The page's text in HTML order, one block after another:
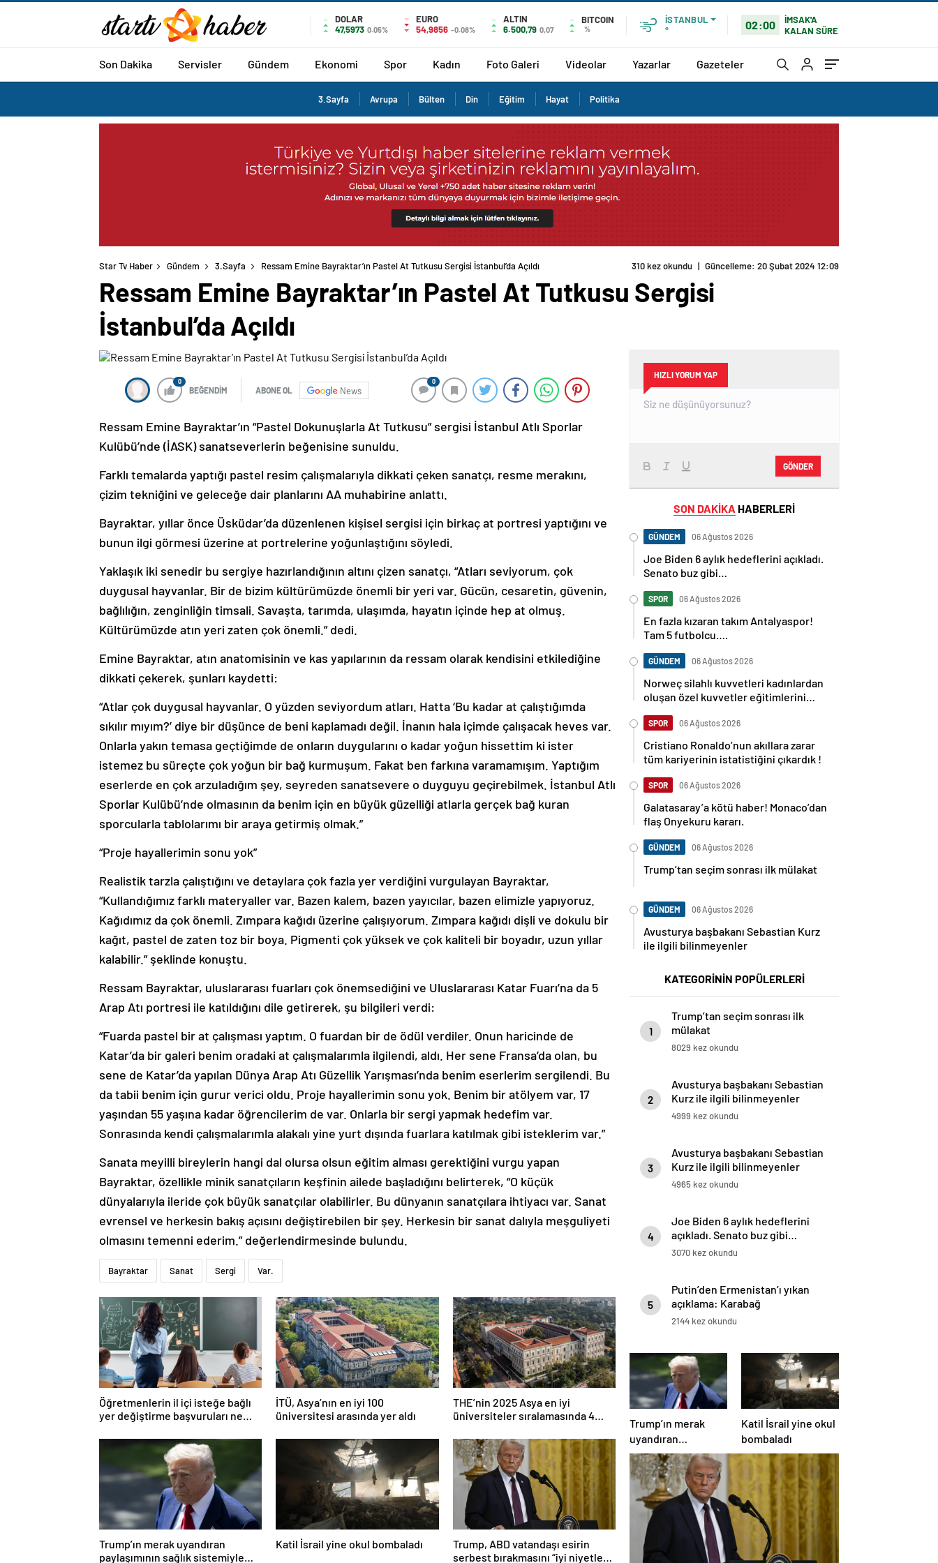
DOLAR
47,5973 0.05%
EURO
54,9856 -0.08%
ALTIN
6.500,79 0,07
BITCOIN
%
İSTANBUL
°
02:00
İMSAK'A
KALAN SÜRE
Son Dakika Servisler Gündem Ekonomi Spor Kadın Foto Galeri Videolar Yazarlar Gazeteler
3.Sayfa Avrupa Bülten Din Eğitim Hayat Politika
Star Tv Haber Gündem 3.Sayfa Ressam Emine Bayraktar’ın Pastel At Tutkusu Sergisi İstanbul’da Açıldı 310 kez okundu | Güncelleme: 20 Şubat 2024 12:09
Ressam Emine Bayraktar’ın Pastel At Tutkusu Sergisi
İstanbul’da Açıldı
0
BEĞENDİM ABONE OL News
0
Ressam Emine Bayraktar’ın “Pastel Dokunuşlarla At Tutkusu” sergisi İstanbul Atlı Sporlar
Kulübü’nde (İASK) sanatseverlerin beğenisine sunuldu.
Farklı temalarda yaptığı pastel resim çalışmalarıyla dikkati çeken sanatçı, resme merakını,
çizim tekniğini ve geleceğe dair planlarını AA muhabirine anlattı.
Bayraktar, yıllar önce Üsküdar’da düzenlenen kişisel sergisi için birkaç at portresi yaptığını ve
bunun ilgi görmesi üzerine at portrelerine yoğunlaştığını söyledi.
Yaklaşık iki senedir bu sergiye hazırlandığının altını çizen sanatçı, “Atları seviyorum, çok
duygusal hayvanlar. Bir de bizim kültürümüzde önemli bir yeri var. Gücün, cesaretin, güvenin,
bağlılığın, zenginliğin timsali. Savaşta, tarımda, ulaşımda, hayatın içinde hep at olmuş.
Kültürümüzde atın yeri zaten çok önemli.” dedi.
Emine Bayraktar, atın anatomisinin ve kas yapılarının da ressam olarak kendisini etkilediğine
dikkati çekerek, şunları kaydetti:
“Atlar çok duygusal hayvanlar. O yüzden seviyordum atları. Hatta ‘Bu kadar at çalıştığımda
sıkılır mıyım?’ diye bir düşünce de beni kaplamadı değil. İnanın hala içimde çalışacak heves var.
Onlarla yakın temasa geçtiğimde de onların duygularını o kadar yoğun hissettim ki ister
istemez bu süreçte çok yoğun bir bağ kurmuşum. Fakat ben farkına varamamışım. Yaptığım
eserlerde en çok arzuladığım şey, seyreden sanatsevere o duyguyu geçirebilmek. İstanbul Atlı
Sporlar Kulübü’nde olmasının da benim için en büyük güzelliği atlarla gerçek bağ kuran
sporcularla tablolarımı bir araya getirmiş olmak.”
“Proje hayallerimin sonu yok”
Realistik tarzla çalıştığını ve detaylara çok fazla yer verdiğini vurgulayan Bayraktar,
“Kullandığımız farklı materyaller var. Bazen kalem, bazen yayıcılar, bazen elimizle yapıyoruz.
Kağıdımız da çok önemli. Zımpara kağıdı üzerine çalışıyorum. Zımpara kağıdı dişli ve dokulu bir
kağıt, pastel de zaten toz bir boya. Pigmenti çok yüksek ve çok kaliteli bir boyadır, uzun yıllar
kalabilir.” şeklinde konuştu.
Ressam Bayraktar, uluslararası fuarları çok önemsediğini ve Uluslararası Katar Fuarı’na da 5
Arap Atı portresi ile katıldığını dile getirerek, şu bilgileri verdi:
“Fuarda pastel bir at çalışması yaptım. O fuardan bir de ödül verdiler. Onun haricinde de
Katar’da bir galeri benim oradaki at çalışmalarımla ilgilendi, aldı. Her sene Fransa’da olan, bu
sene de Katar’da yapılan Dünya Arap Atı Güzellik Yarışması’nda benim eserlerim sergilendi. Bu
da tabii benim için gurur verici oldu. Proje hayallerimin sonu yok. Benim bir atölyem var, 17
yaşından 55 yaşına kadar öğrencilerim de var. Onlarla bir sergi yapmak hedefim var.
Sonrasında kendi çalışmalarımla alakalı yine yurt dışında fuarlara katılmak gibi isteklerim var.”
Sanata meyilli bireylerin hangi dal olursa olsun eğitim alması gerektiğini vurgu yapan
Bayraktar, özellikle minik sanatçıların keşfinin ailede başladığını belirterek, “O küçük
dünyalarıyla ileride çok büyük sanatçılar olabilirler. Bu dünyanın sanatçılara ihtiyacı var. Sanat
evrensel ve herkesin bakış açısını değiştirebilen bir şey. Herkesin bir sanat dalıyla meşguliyeti
olmasını temenni ederim.” değerlendirmesinde bulundu.
Bayraktar Sanat Sergi Var.
Öğretmenlerin il içi isteğe bağlı
yer değiştirme başvuruları ne
İTÜ, Asya’nın en iyi 100
üniversitesi arasında yer aldı
THE’nin 2025 Asya en iyi
üniversiteler sıralamasında 4
Trump’ın merak uyandıran
paylaşımının sağlık sistemiyle
Katil İsrail yine okul bombaladı
Trump, ABD vatandaşı esirin
serbest bırakmasını “iyi niyetle
HIZLI YORUM YAP
GÖNDER
SON DAKİKA HABERLERİ
GÜNDEM 06 Ağustos 2026
Joe Biden 6 aylık hedeflerini açıkladı.
Senato buz gibi…
SPOR 06 Ağustos 2026
En fazla kızaran takım Antalyaspor!
Tam 5 futbolcu….
GÜNDEM 06 Ağustos 2026
Norweç silahlı kuvvetleri kadınlardan
oluşan özel kuvvetler eğitimlerini
SPOR 06 Ağustos 2026
Cristiano Ronaldo’nun akıllara zarar
tüm kariyerinin istatistiğini çıkardık !
SPOR 06 Ağustos 2026
Galatasaray’a kötü haber! Monaco’dan
flaş Onyekuru kararı.
GÜNDEM 06 Ağustos 2026
Trump’tan seçim sonrası ilk mülakat
GÜNDEM 06 Ağustos 2026
Avusturya başbakanı Sebastian Kurz
ile ilgili bilinmeyenler
KATEGORİNİN POPÜLERLERİ
1
Trump’tan seçim sonrası ilk
mülakat
8029 kez okundu
2
Avusturya başbakanı Sebastian
Kurz ile ilgili bilinmeyenler
4999 kez okundu
3
Avusturya başbakanı Sebastian
Kurz ile ilgili bilinmeyenler
4965 kez okundu
4
Joe Biden 6 aylık hedeflerini
açıkladı. Senato buz gibi…
3070 kez okundu
5
Putin’den Ermenistan’ı yıkan
açıklama: Karabağ
Azerbaycan’ın ayrılmaz bir
2144 kez okundu
Trump’ın merak
uyandıran
paylaşımının sağlık
sistemiyle ilgili
kararname olduğu
anlaşıldı
Katil İsrail yine okul
bombaladı